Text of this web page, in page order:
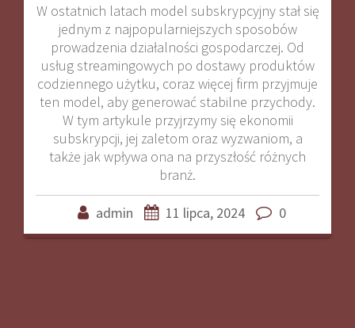
W ostatnich latach model subskrypcyjny stał się
jednym z najpopularniejszych sposobów
prowadzenia działalności gospodarczej. Od
usług streamingowych po dostawy produktów
codziennego użytku, coraz więcej firm przyjmuje
ten model, aby generować stabilne przychody.
W tym artykule przyjrzymy się ekonomii
subskrypcji, jej zaletom oraz wyzwaniom, a
także jak wpływa ona na przyszłość różnych
branż.
admin 11 lipca, 2024 0